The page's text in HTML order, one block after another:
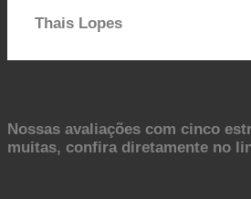
Thais Lopes
Nossas avaliações com cinco
muitas, confira diretamente no